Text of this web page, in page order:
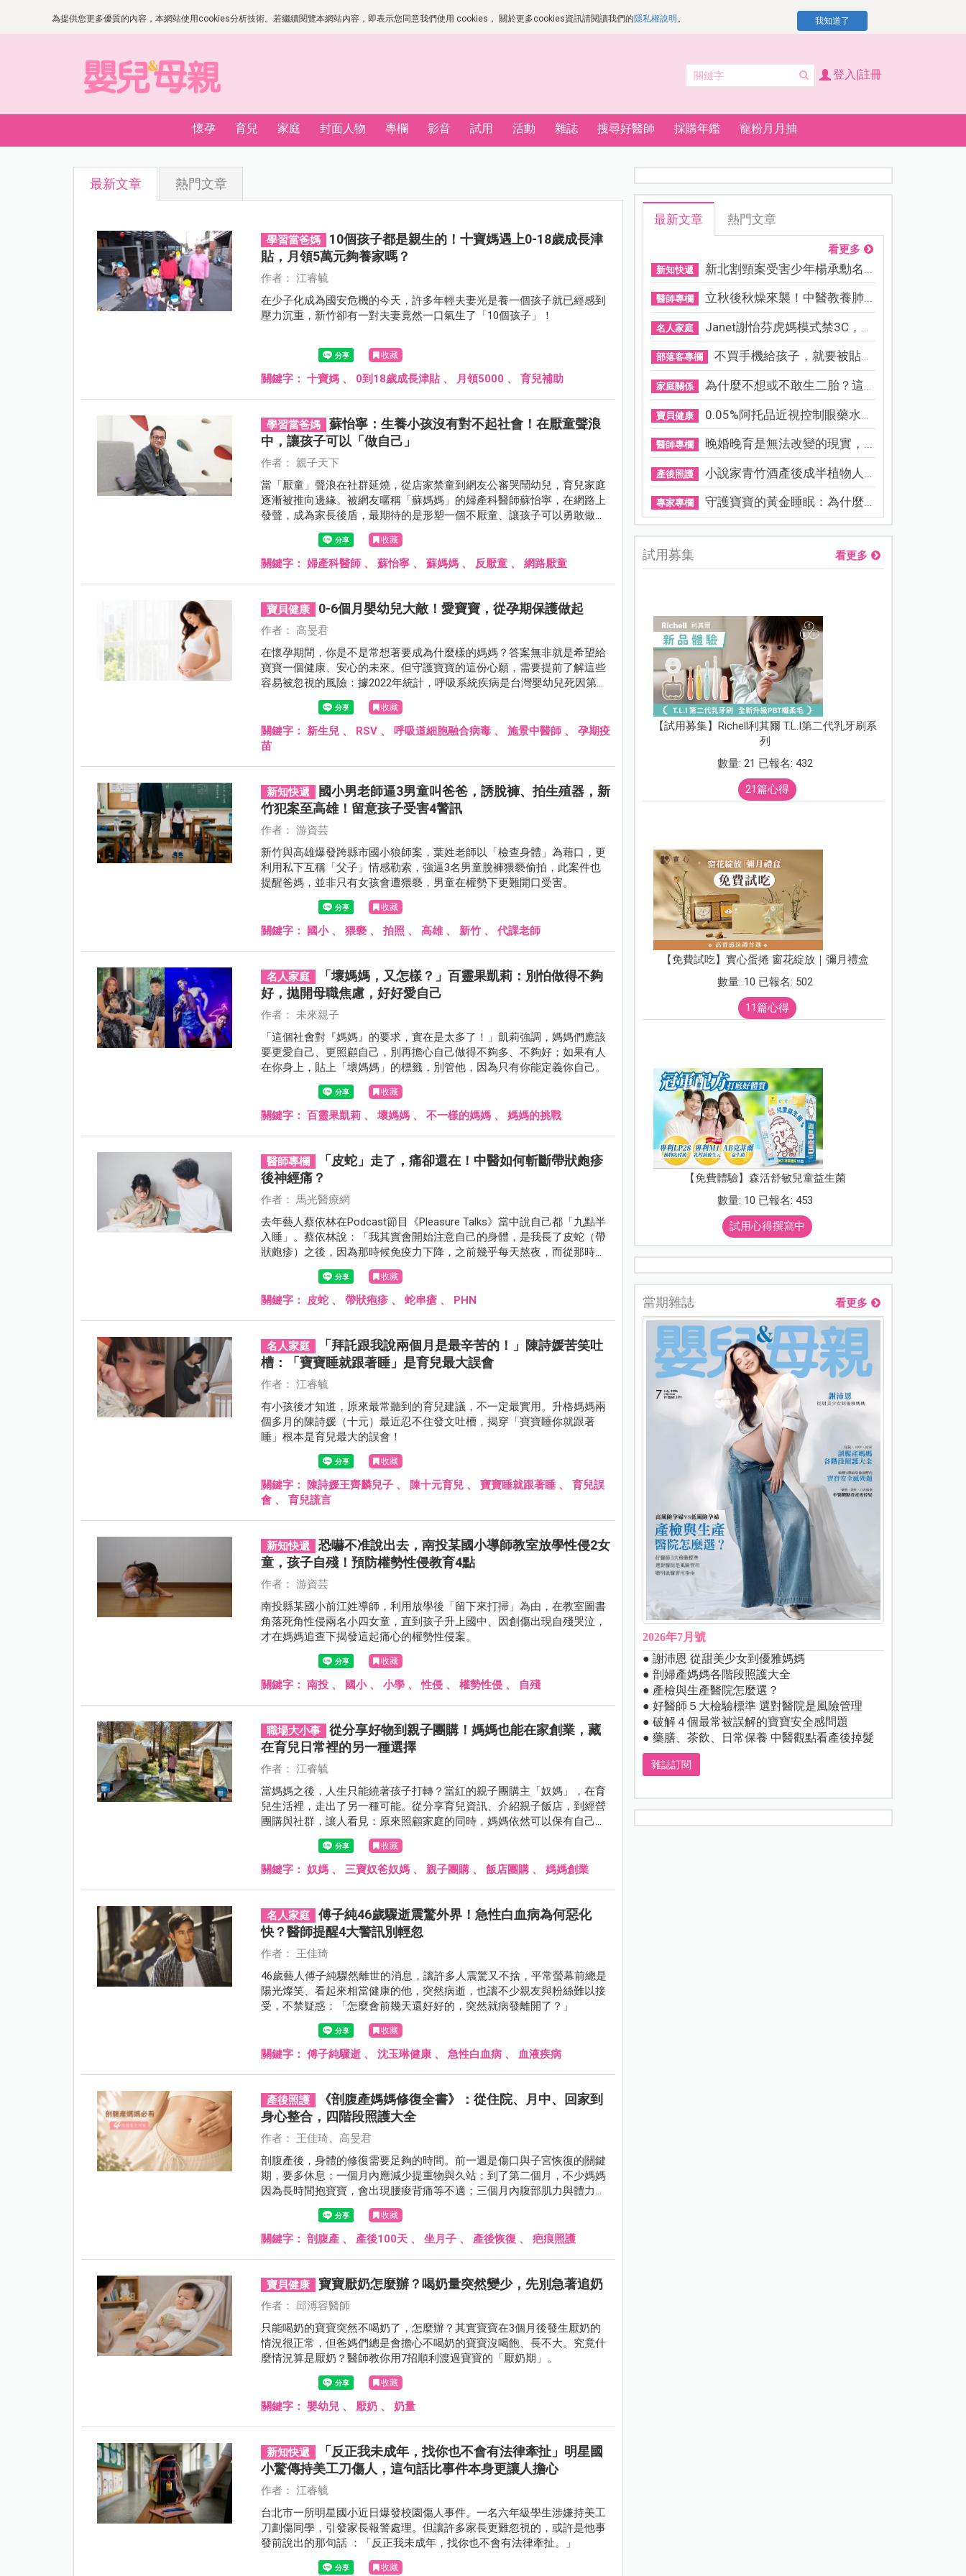
為提供您更多優質的內容，本網站使用cookies分析技術。若繼續閱覽本網站內容，即表示您同意我們使用 cookies， 關於更多cookies資訊請閱讀我們的隱私權說明 。 我知道了
登入|註冊
懷孕 育兒 家庭 封面人物 專欄 影音 試用 活動 雜誌 搜尋好醫師 採購年鑑 寵粉月月抽
最新文章 熱門文章
學習當爸媽
10個孩子都是親生的！十寶媽遇上0-18歲成長津
貼，月領5萬元夠養家嗎？
作者： 江睿毓
在少子化成為國安危機的今天，許多年輕夫妻光是養一個孩子就已經感到
壓力沉重，新竹卻有一對夫妻竟然一口氣生了「10個孩子」！
收藏
關鍵字： 十寶媽 、 0到18歲成長津貼、 月領5000 、 育兒補助
學習當爸媽
蘇怡寧：生養小孩沒有對不起社會！在厭童聲浪
中，讓孩子可以「做自己」
作者： 親子天下
當「厭童」聲浪在社群延燒，從店家禁童到網友公審哭鬧幼兒，育兒家庭
逐漸被推向邊緣。被網友暱稱「蘇媽媽」的婦產科醫師蘇怡寧，在網路上
發聲，成為家長後盾，最期待的是形塑一個不厭童、讓孩子可以勇敢做自
收藏
關鍵字： 婦產科醫師 、 蘇怡寧 、 蘇媽媽 、 反厭童 、 網路厭童
寶貝健康 0-6個月嬰幼兒大敵！愛寶寶，從孕期保護做起
作者： 高旻君
在懷孕期間，你是不是常想著要成為什麼樣的媽媽？答案無非就是希望給
寶寶一個健康、安心的未來。但守護寶寶的這份心願，需要提前了解這些
容易被忽視的風險：據2022年統計，呼吸系統疾病是台灣嬰幼兒死因第三
名 ， 呼吸道細胞融合病毒(簡稱RSV，發音類似台語「瓦斯味」），更是
常見且容易被忽視的呼吸道病毒。本刊特別邀請臺大醫院婦產部產科主任
施景中醫師解析RSV的威脅與預防方式，及早為寶寶建立保護力。
收藏
關鍵字： 新生兒 、 RSV 、 呼吸道細胞融合病毒 、 施景中醫師 、 孕期疫
苗
新知快遞
國小男老師逼3男童叫爸爸，誘脫褲、拍生殖器，新
竹犯案至高雄！留意孩子受害4警訊
作者： 游資芸
新竹與高雄爆發跨縣市國小狼師案，葉姓老師以「檢查身體」為藉口，更
利用私下互稱「父子」情感勒索，強逼3名男童脫褲猥褻偷拍，此案件也
提醒爸媽，並非只有女孩會遭猥褻，男童在權勢下更難開口受害。
收藏
關鍵字： 國小、 猥褻 、 拍照 、 高雄、 新竹 、 代課老師
名人家庭
「壞媽媽，又怎樣？」百靈果凱莉：別怕做得不夠
好，拋開母職焦慮，好好愛自己
作者： 未來親子
「這個社會對『媽媽』的要求，實在是太多了！」凱莉強調，媽媽們應該
要更愛自己、更照顧自己，別再擔心自己做得不夠多、不夠好；如果有人
在你身上，貼上「壞媽媽」的標籤，別管他，因為只有你能定義你自己。
收藏
關鍵字： 百靈果凱莉 、 壞媽媽 、 不一樣的媽媽 、 媽媽的挑戰
醫師專欄
「皮蛇」走了，痛卻還在！中醫如何斬斷帶狀皰疹
後神經痛？
作者： 馬光醫療網
去年藝人蔡依林在Podcast節目《Pleasure Talks》當中說自己都「九點半
入睡」。蔡依林說：「我其實會開始注意自己的身體，是我長了皮蛇（帶
狀皰疹）之後，因為那時候免疫力下降，之前幾乎每天熬夜，而從那時開
始，我就發現自己的身體不能這樣搞。」
收藏
關鍵字： 皮蛇 、 帶狀疱疹 、 蛇串瘡 、 PHN
名人家庭
「拜託跟我說兩個月是最辛苦的！」陳詩媛苦笑吐
槽：「寶寶睡就跟著睡」是育兒最大誤會
作者： 江睿毓
有小孩後才知道，原來最常聽到的育兒建議，不一定最實用。升格媽媽兩
個多月的陳詩媛（十元）最近忍不住發文吐槽，揭穿「寶寶睡你就跟著
睡」根本是育兒最大的誤會！
收藏
關鍵字： 陳詩媛王齊麟兒子 、 陳十元育兒 、 寶寶睡就跟著睡 、 育兒誤
會 、 育兒謊言
新知快遞
恐嚇不准說出去，南投某國小導師教室放學性侵2女
童，孩子自殘！預防權勢性侵教育4點
作者： 游資芸
南投縣某國小前江姓導師，利用放學後「留下來打掃」為由，在教室圖書
角落死角性侵兩名小四女童，直到孩子升上國中、因創傷出現自殘哭泣，
才在媽媽追查下揭發這起痛心的權勢性侵案。
收藏
關鍵字： 南投 、 國小、 小學 、性侵 、 權勢性侵 、 自殘
職場大小事
從分享好物到親子團購！媽媽也能在家創業，藏
在育兒日常裡的另一種選擇
作者： 江睿毓
當媽媽之後，人生只能繞著孩子打轉？當紅的親子團購主「奴媽」，在育
兒生活裡，走出了另一種可能。從分享育兒資訊、介紹親子飯店，到經營
團購與社群，讓人看見：原來照顧家庭的同時，媽媽依然可以保有自己想
做的事，甚至慢慢發展成另一創業模式與生活重心。
收藏
關鍵字： 奴媽 、 三寶奴爸奴媽 、 親子團購 、 飯店團購 、 媽媽創業
名人家庭
傅子純46歲驟逝震驚外界！急性白血病為何惡化
快？醫師提醒4大警訊別輕忽
作者： 王佳琦
46歲藝人傅子純驟然離世的消息，讓許多人震驚又不捨，平常螢幕前總是
陽光燦笑、看起來相當健康的他，突然病逝，也讓不少親友與粉絲難以接
受，不禁疑惑：「怎麼會前幾天還好好的，突然就病發離開了？」
收藏
關鍵字： 傅子純驟逝 、 沈玉琳健康 、 急性白血病 、 血液疾病
產後照護
《剖腹產媽媽修復全書》：從住院、月中、回家到
身心整合，四階段照護大全
作者： 王佳琦、高旻君
剖腹產後，身體的修復需要足夠的時間。前一週是傷口與子宮恢復的關鍵
期，要多休息；一個月內應減少提重物與久站；到了第二個月，不少媽媽
因為長時間抱寶寶，會出現腰痠背痛等不適；三個月內腹部肌力與體力仍
在恢復階段，別急著瘦身。本文將依照四大黃金恢復期，提供剖腹產媽媽
最完整的照護重點。
收藏
關鍵字： 剖腹產 、 產後100天 、 坐月子 、 產後恢復 、 疤痕照護
寶貝健康 寶寶厭奶怎麼辦？喝奶量突然變少，先別急著追奶
作者： 邱溥容醫師
只能喝奶的寶寶突然不喝奶了，怎麼辦？其實寶寶在3個月後發生厭奶的
情況很正常，但爸媽們總是會擔心不喝奶的寶寶沒喝飽、長不大。究竟什
麼情況算是厭奶？醫師教你用7招順利渡過寶寶的「厭奶期」。
收藏
關鍵字： 嬰幼兒 、 厭奶 、 奶量
新知快遞
「反正我未成年，找你也不會有法律牽扯」明星國
小驚傳持美工刀傷人，這句話比事件本身更讓人擔心
作者： 江睿毓
台北市一所明星國小近日爆發校園傷人事件。一名六年級學生涉嫌持美工
刀劃傷同學，引發家長報警處理。但讓許多家長更難忽視的，或許是他事
發前說出的那句話 ：「反正我未成年，找你也不會有法律牽扯。」
收藏
最新文章 熱門文章
看更多
新知快遞 新北割頸案受害少年楊承勳名...
醫師專欄 立秋後秋燥來襲！中醫教養肺...
名人家庭 Janet謝怡芬虎媽模式禁3C，看...
部落客專欄 不買手機給孩子，就要被貼「...
家庭關係 為什麼不想或不敢生二胎？這8...
寶貝健康 0.05%阿托品近視控制眼藥水納...
醫師專欄 晚婚晚育是無法改變的現實，...
產後照護 小說家青竹酒產後成半植物人...
專家專欄 守護寶寶的黃金睡眠：為什麼...
試用募集 看更多
【試用募集】Richell利其爾 T.L.I第二代乳牙刷系
列
數量: 21 已報名: 432
21篇心得
【免費試吃】實心蛋捲 窗花綻放｜彌月禮盒
數量: 10 已報名: 502
11篇心得
【免費體驗】森活舒敏兒童益生菌
數量: 10 已報名: 453
試用心得撰寫中
當期雜誌 看更多
2026年7月號
● 謝沛恩 從甜美少女到優雅媽媽
● 剖婦產媽媽各階段照護大全
● 產檢與生產醫院怎麼選？
● 好醫師５大檢驗標準 選對醫院是風險管理
● 破解４個最常被誤解的寶寶安全感問題
● 藥膳、茶飲、日常保養 中醫觀點看產後掉髮
雜誌訂閱